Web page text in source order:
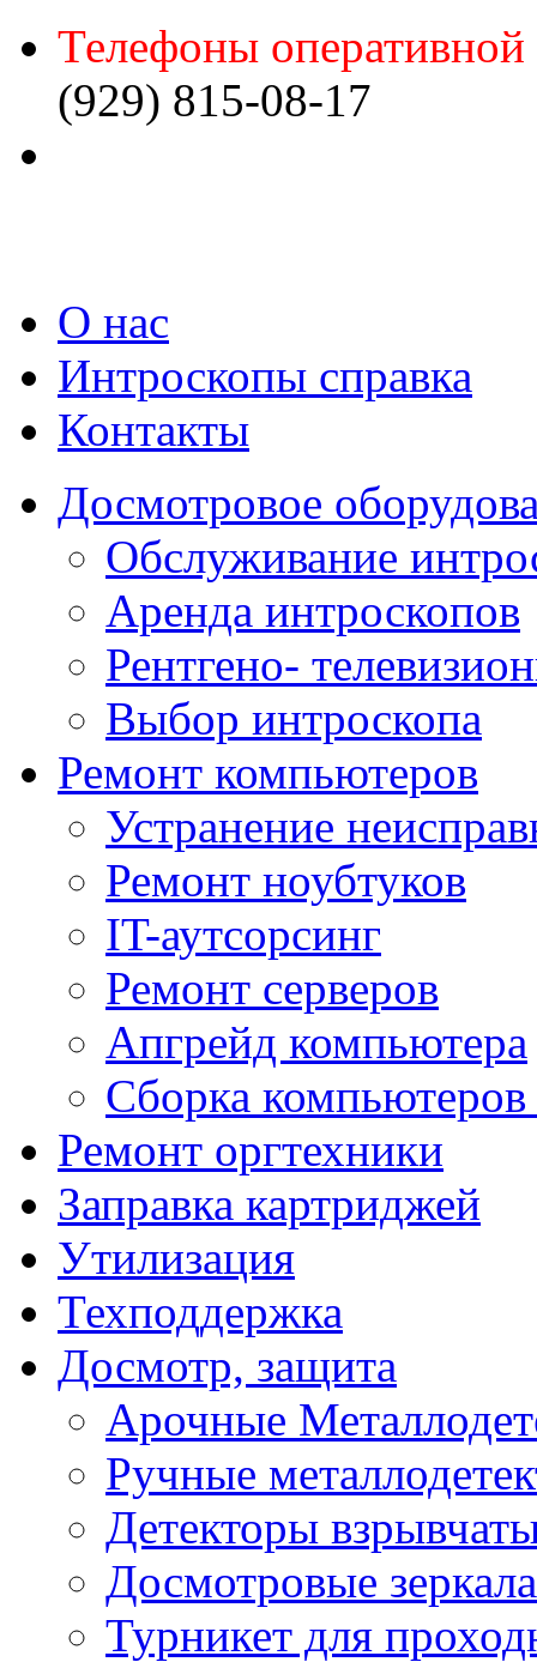
Телефоны оперативной
(929) 815-08-17
О нас
Интроскопы справка
Контакты
Досмотровое
Обслуживание
Аренда интроскопов
Рентгено-
Выбор интроскопа
Ремонт компьютеров
Устранение
Ремонт ноубтуков
IT-аутсорсинг
Ремонт серверов
Апгрейд компьютера
Сборка компьютеров
Ремонт оргтехники
Заправка картриджей
Утилизация
Техподдержка
Досмотр, защита
Арочные
Ручные
Детекторы
Досмотровые зеркала
Турникет для